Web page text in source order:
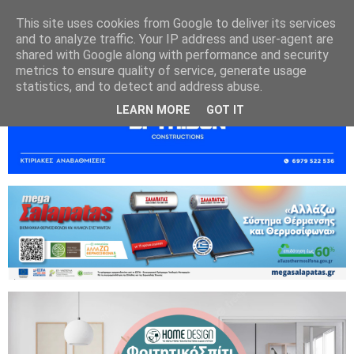
This site uses cookies from Google to deliver its services
and to analyze traffic. Your IP address and user-agent are
shared with Google along with performance and security
metrics to ensure quality of service, generate usage
statistics, and to detect and address abuse.
LEARN MORE GOT IT